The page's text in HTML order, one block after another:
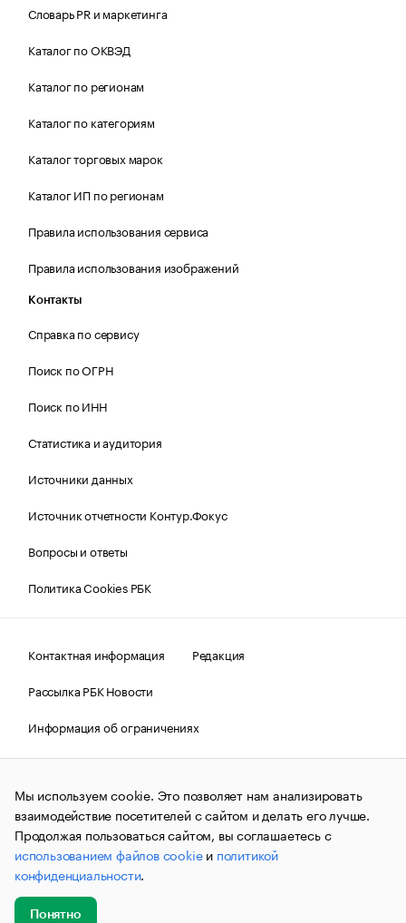
Словарь PR и маркетинга
Каталог по ОКВЭД
Каталог по регионам
Каталог по категориям
Каталог торговых марок
Каталог ИП по регионам
Правила использования сервиса
Правила использования изображений
Контакты
Справка по сервису
Поиск по ОГРН
Поиск по ИНН
Статистика и аудитория
Источники данных
Источник отчетности Контур.Фокус
Вопросы и ответы
Политика Cookies РБК
Контактная информация
Редакция
Рассылка РБК Новости
Информация об ограничениях
Правовая информация
О соблюдении авторских прав
© АО «РОСБИЗНЕСКОНСАЛТИНГ»,1995–2026.Сообщения
и материалы информационного агентства «РБК»
(зарегистрировано Федеральной службой по надзору в сфере
связи, информационных технологий и массовых
коммуникаций (Роскомнадзор) 09.12.2015 за номером ИА
№ФС77-63848) сопровождаются пометкой «РБК». Отдельные
публикации могут содержать информацию,
не предназначенную для пользователей
до 18 лет.
Мы используем cookie. Это позволяет нам анализировать
взаимодействие посетителей с сайтом и делать его лучше.
Продолжая пользоваться сайтом, вы соглашаетесь с
использованием файлов cookieи политикой
конфиденциальности.
Понятно